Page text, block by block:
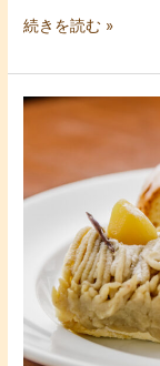
続きを読む »
12
日
プ
ー
プ
ン
し